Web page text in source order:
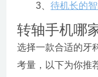
3、待机长的
转轴手机哪
选择一款合适的牙
考量，以下为你推